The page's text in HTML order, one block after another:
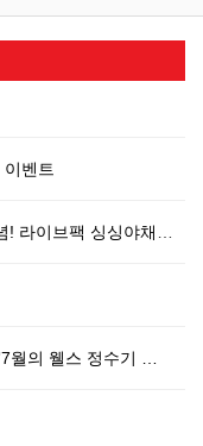
벤트
이브팩 싱싱야채+…
월의 웰스 정수기 …